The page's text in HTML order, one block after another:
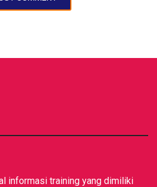
informasi training yang dimiliki